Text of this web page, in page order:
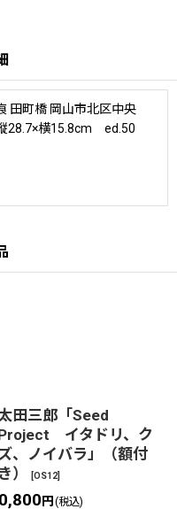
田町橋 岡山市北区中央
28.7×横15.8cm ed.50
田三郎「Seed
イタドリ、ク
、ノイバラ」（額付
き）
[OS12]
円(税込)